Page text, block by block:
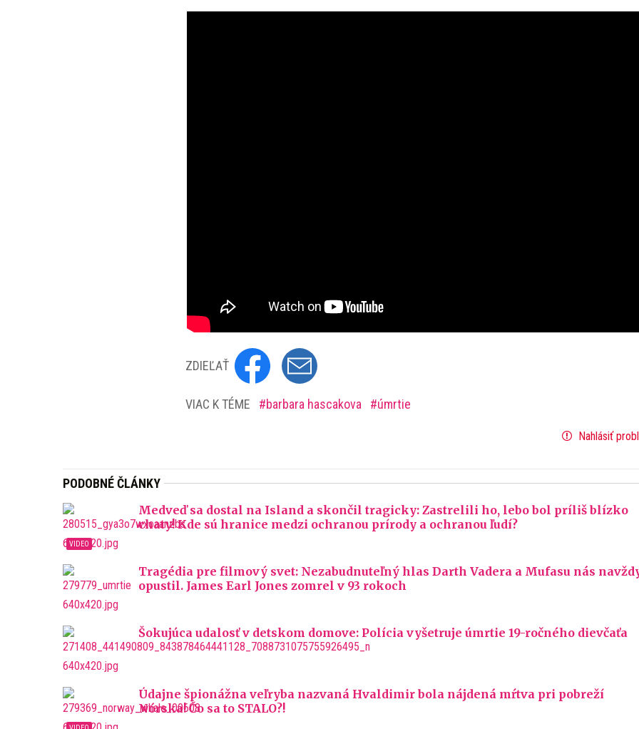
ZDIEĽAŤ
VIAC K TÉME barbara hascakova úmrtie
Nahlásiť
PODOBNÉ ČLÁNKY
Medveď sa dostal na Island a skončil tragicky: Zastrelili ho, lebo bol príliš blízko
chaty! Kde sú hranice medzi ochranou prírody a ochranou ľudí?
Tragédia pre filmový svet: Nezabudnuteľný hlas Darth Vadera a Mufasu nás
opustil. James Earl Jones zomrel v 93 rokoch
Šokujúca udalosť v detskom domove: Polícia vyšetruje úmrtie 19-ročného dievčaťa
Údajne špionážna veľryba nazvaná Hvaldimir bola nájdená mŕtva pri pobreží
Nórska! Čo sa to STALO?!